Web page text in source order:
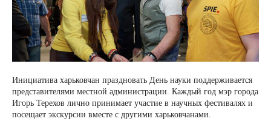
Инициатива харьковчан праздновать День науки поддерживается
представителями местной администрации. Каждый год мэр города
Игорь Терехов лично принимает участие в научных фестивалях и
посещает экскурсии вместе с другими харьковчанами.